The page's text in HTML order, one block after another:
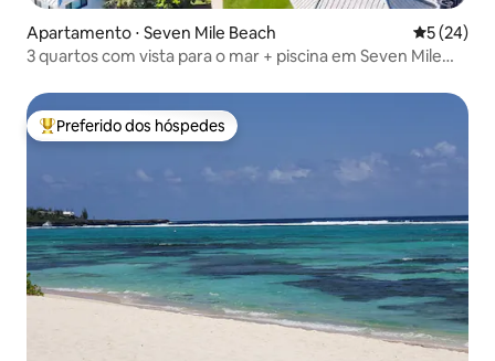
Apartamento ⋅ Seven Mile Beach 5 de uma
5 (24)
3 quartos com vista para o mar + piscina em Seven Mile
Entre os melhores preferidos dos hóspedes
Preferido dos hóspedes